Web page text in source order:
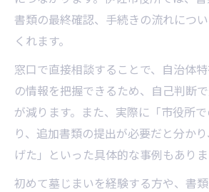
書類の最終確認、手続きの流れにつ
くれます。
窓口で直接相談することで、自治体
の情報を把握できるため、自己判断
が減ります。また、実際に「市役所
り、追加書類の提出が必要だと分か
げた」といった具体的な事例もありま
初めて墓じまいを経験する方や、書